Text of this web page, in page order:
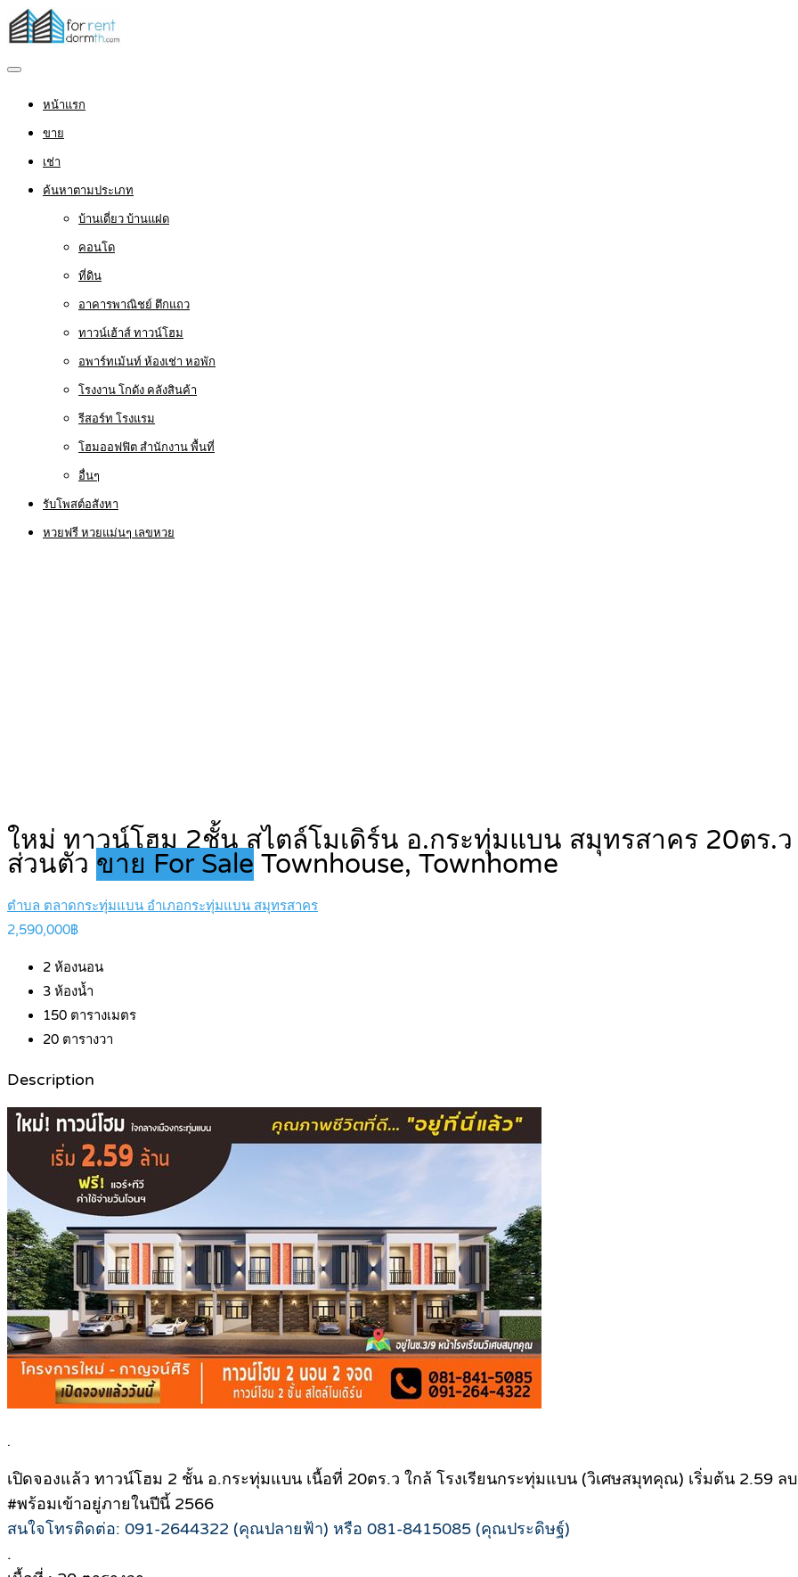
หน้าแรก
ขาย
เช่า
ค้นหาตามประเภท
บ้านเดี่ยว บ้านแฝด
คอนโด
ที่ดิน
อาคารพาณิชย์ ตึกแถว
ทาวน์เฮ้าส์ ทาวน์โฮม
อพาร์ทเม้นท์ ห้องเช่า หอพัก
โรงงาน โกดัง คลังสินค้า
รีสอร์ท โรงแรม
โฮมออฟฟิต สำนักงาน พื้นที่
อื่นๆ
รับโพสต์อสังหา
หวยฟรี หวยแม่นๆ เลขหวย
ใหม่ ทาวน์โฮม 2ชั้น สไตล์โมเดิร์น อ.กระทุ่มแบน สมุทรสาคร 20ตร.ว
ส่วนตัว ขาย For Sale Townhouse, Townhome
ตำบล ตลาดกระทุ่มแบน อำเภอกระทุ่มแบน สมุทรสาคร
2,590,000฿
2 ห้องนอน
3 ห้องน้ำ
150 ตารางเมตร
20 ตารางวา
Description
.
เปิดจองแล้ว ทาวน์โฮม 2 ชั้น อ.กระทุ่มแบน เนื้อที่ 20ตร.ว ใกล้ โรงเรียนกระทุ่มแบน (วิเศษสมุทคุณ) เริ่มต้น 2.59 ล
#พร้อมเข้าอยู่ภายในปีนี้ 2566
สนใจโทรติดต่อ: 091-2644322 (คุณปลายฟ้า) หรือ 081-8415085 (คุณประดิษฐ์)
.